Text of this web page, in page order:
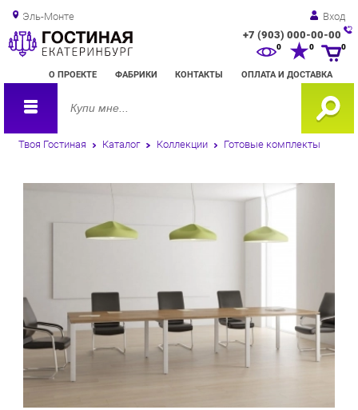
Эль-Монте Вход
+7 (903) 000-00-00
О ПРОЕКТЕ ФАБРИКИ КОНТАКТЫ ОПЛАТА И ДОСТАВКА
0 0
Твоя Гостиная Каталог Коллекции Готовые комплекты